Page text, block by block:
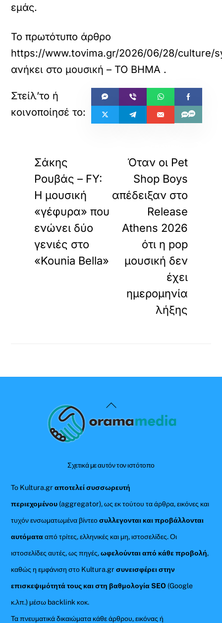
εμάς.
Το πρωτότυπο άρθρο
https://www.tovima.gr/2026/06/28/culture/
ανήκει στο μουσική – ΤΟ ΒΗΜΑ .
Σάκης
Ρουβάς – FY:
Η μουσική
«γέφυρα» που
ενώνει δύο
γενιές στο
«Kounia Bella»
Όταν οι Pet
Shop Boys
απέδειξαν στο
Release
Athens 2026
ότι η pop
μουσική δεν
έχει
ημερομηνία
λήξης
Back
To
Σχετικά με αυτόν τον ιστότοπο
Το Kultura.grαποτελεί συσσωρευτή
περιεχομένου (aggregator), ως εκ τούτου τα άρθρα, εικόνες και
τυχόν ενσωματωμένα βίντεοσυλλεγονται και προβάλλονται
αυτόματααπό τρίτες, ελληνικές και μη, ιστοσελίδες. Οι
ιστοσελίδες αυτές, ως πηγές,ωφελούνται από κάθε προβολή,
καθώς η εμφάνιση στο Kultura.gr συνεισφέρει στην
επισκεψιμότητά τους και στη βαθμολογία SEO (Google
κ.λπ.) μέσω backlink κοκ.
Τα πνευματικά δικαιώματα κάθε άρθρου, εικόνας ή